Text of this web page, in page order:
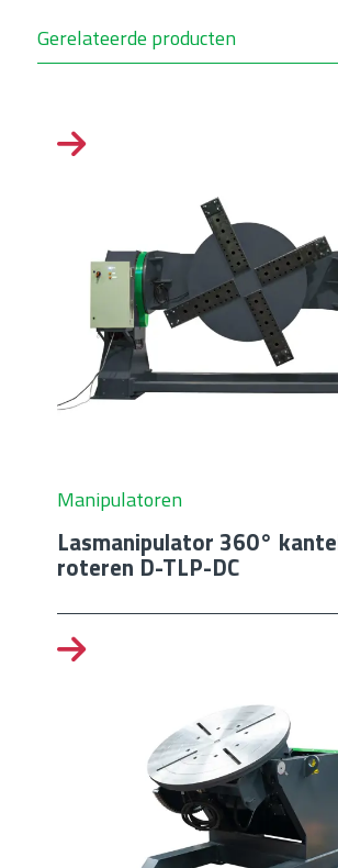
Gerelateerde producten
Manipulatoren
Lasmanipulator 360°
roteren D-TLP-DC